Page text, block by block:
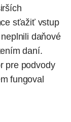
sťažiť vstup
daňové
daní.
pre podvody
fungoval